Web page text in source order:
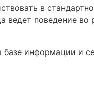
в
поведение
информации и